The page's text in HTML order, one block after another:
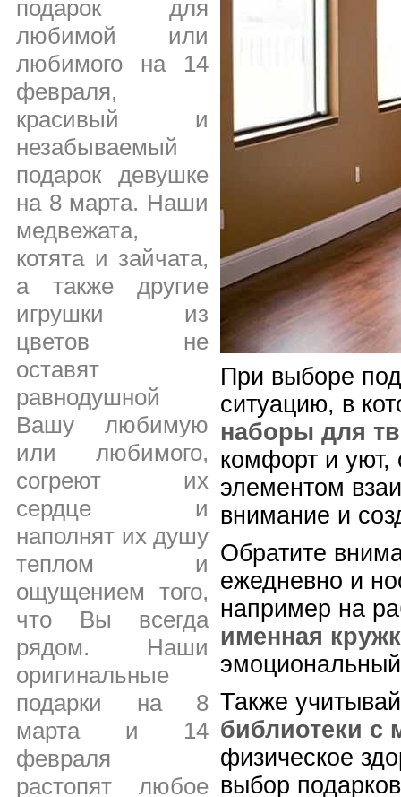
подарок для
любимой или
любимого на 14
февраля,
красивый и
незабываемый
подарок девушке
на 8 марта. Наши
медвежата,
котята и зайчата,
а также другие
игрушки из
цветов не
оставят
равнодушной
Вашу любимую
или любимого,
согреют их
сердце и
наполнят их душу
теплом и
ощущением того,
что Вы всегда
рядом. Наши
оригинальные
подарки на 8
марта и 14
февраля
растопят любое
При выборе
ситуацию, в
наборы для
комфорт и уют,
элементом
внимание и
Обратите
ежедневно и
например на
именная
Также
библиотеки с
физическое
выбор